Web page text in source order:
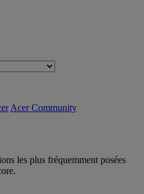
Acer Community
les plus fréquemment posées